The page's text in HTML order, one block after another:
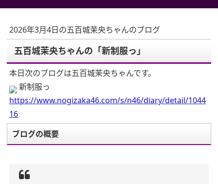
2026年3月4日の五百城茉央ちゃんのブログ
五百城茉央ちゃんの「新制服っ」
本日次のブログは五百城茉央ちゃんです。
新制服っ
https://www.nogizaka46.com/s/n46/diary/detail/1044
16
ブログの概要